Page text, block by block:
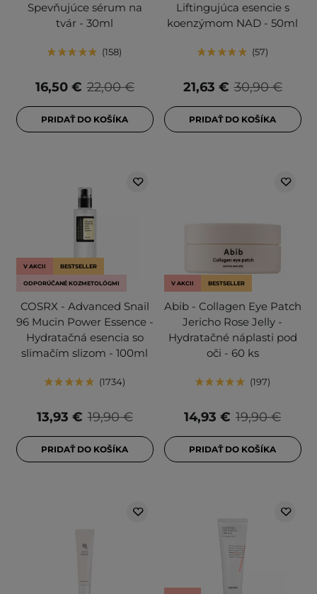
Spevňujúce sérum na
tvár - 30ml
158
22,00 €
16,50 €
PRIDAŤ DO KOŠÍKA
Liftingujúca esencie s
koenzýmom NAD - 50ml
57
30,90 €
21,63 €
PRIDAŤ DO KOŠÍKA
V AKCII BESTSELLER
ODPORÚČANÉ KOZMETOLÓGMI
COSRX - Advanced Snail
96 Mucin Power Essence -
Hydratačná esencia so
slimačím slizom - 100ml
1734
19,90 €
13,93 €
PRIDAŤ DO KOŠÍKA
V AKCII BESTSELLER
Abib - Collagen Eye Patch
Jericho Rose Jelly -
Hydratačné náplasti pod
oči - 60 ks
197
19,90 €
14,93 €
PRIDAŤ DO KOŠÍKA